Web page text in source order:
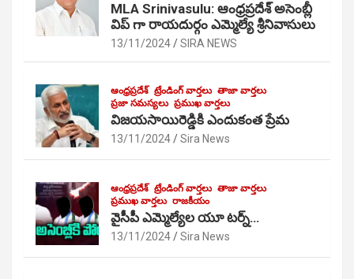
MLA Srinivasulu: ఆంధ్రప్రదేశ్ అసెంబ్లీ
విప్ గా రాయదుర్గం ఎమ్మెల్యే శ్రీనివాసులు
13/11/2024 SIRA NEWS
ఆంధ్రప్రదేశ్ ట్రేండింగ్ వార్తలు తాజా వార్తలు
ప్రజా సమస్యలు ప్రముఖ వార్తలు
విజయసాయిరెడ్డికి ఎందుకంత ప్రేమ
13/11/2024 Sira News
ఆంధ్రప్రదేశ్ ట్రేండింగ్ వార్తలు తాజా వార్తలు
ప్రముఖ వార్తలు రాజకీయం
వైసీపీ ఎమ్మెల్యేల యూ టర్న్…
13/11/2024 Sira News